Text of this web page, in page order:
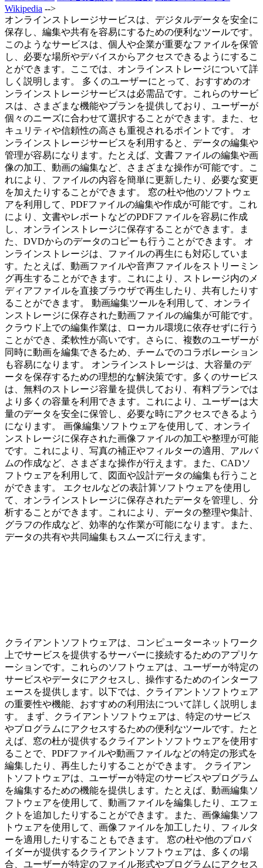
Wikipedia -->
オンラインストレージサービスは、デジタルデータを安全に
保存し、編集や共有を容易にするための便利なツールです。
このようなサービスは、個人や企業が重要なファイルを保管
し、必要な場所やデバイスからアクセスできるようにするこ
とができます。ここでは、オンラインストレージについて詳
しく説明します。 多くのユーザーにとって、おすすめのオ
ンラインストレージサービスは必需品です。これらのサービ
スは、さまざまな機能やプランを提供しており、ユーザーが
個々のニーズに合わせて選択することができます。また、セ
キュリティや信頼性の高さも重視されるポイントです。 オ
ンラインストレージサービスを利用すると、データの編集や
管理が容易になります。たとえば、文書ファイルの編集や画
像の加工、動画の編集など、さまざまな操作が可能です。こ
れにより、ファイルの内容を簡単に更新したり、必要な変更
を加えたりすることができます。 窓の杜や他のソフトウェ
アを利用して、PDFファイルの編集や作成が可能です。これ
により、文書やレポートなどのPDFファイルを容易に作成
し、オンラインストレージに保存することができます。ま
た、DVDからのデータのコピーも行うことができます。 オ
ンラインストレージは、ファイルの再生にも対応していま
す。たとえば、動画ファイルや音声ファイルをストリーミン
グ再生することができます。これにより、ストレージ内のメ
ディアファイルを直接ブラウザで再生したり、共有したりす
ることができます。 動画編集ツールを利用して、オンライ
ンストレージに保存された動画ファイルの編集が可能です。
クラウド上での編集作業は、ローカル環境に依存せずに行う
ことができ、柔軟性が高いです。さらに、複数のユーザーが
同時に動画を編集できるため、チームでのコラボレーション
も容易になります。 オンラインストレージは、大容量のデ
ータを保存するための理想的な解決策です。多くのサービス
は、無料のストレージ容量を提供しており、有料プランでは
より多くの容量を利用できます。これにより、ユーザーは大
量のデータを安全に保管し、必要な時にアクセスできるよう
になります。 画像編集ソフトウェアを使用して、オンライ
ンストレージに保存された画像ファイルの加工や整理が可能
です。これにより、写真の補正やフィルターの適用、アルバ
ムの作成など、さまざまな操作が行えます。また、CADソ
フトウェアを利用して、図面や設計データの編集も行うこと
ができます。 エクセルなどの表計算ソフトウェアを使用し
て、オンラインストレージに保存されたデータを管理し、分
析することができます。これにより、データの整理や集計、
グラフの作成など、効率的な作業が可能になります。また、
データの共有や共同編集もスムーズに行えます。
クライアントソフトウェアは、コンピューターネットワーク
上でサービスを提供するサーバーに接続するためのアプリケ
ーションです。これらのソフトウェアは、ユーザーが特定の
サービスやデータにアクセスし、操作するためのインターフ
ェースを提供します。以下では、クライアントソフトウェア
の重要性や機能、おすすめの利用法について詳しく説明しま
す。 まず、クライアントソフトウェアは、特定のサービス
やプログラムにアクセスするための便利なツールです。たと
えば、窓の杜が提供するクライアントソフトウェアを使用す
ることで、PDFファイルや動画ファイルなどの特定の形式を
編集したり、再生したりすることができます。 クライアン
トソフトウェアは、ユーザーが特定のサービスやプログラム
を編集するための機能を提供します。たとえば、動画編集ソ
フトウェアを使用して、動画ファイルを編集したり、エフェ
クトを追加したりすることができます。また、画像編集ソフ
トウェアを使用して、画像ファイルを加工したり、フィルタ
ーを適用したりすることもできます。 窓の杜や他のプロバ
イダーが提供するクライアントソフトウェアは、多くの場
合、ユーザーが特定のファイル形式やプログラムにアクセス